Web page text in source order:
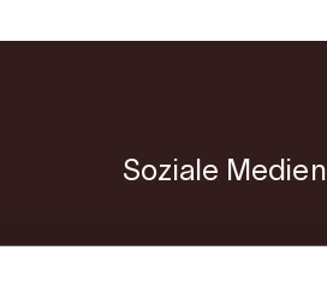
Soziale Medien